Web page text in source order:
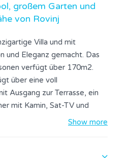
großem Garten und
von Rovinj
Villa und mit
und Eleganz gemacht. Das
verfügt über 170m2.
über eine voll
Ausgang zur Terrasse, ein
mit Kamin, Sat-TV und
mit großem Esstisch. Es
Separates WC und
Show more